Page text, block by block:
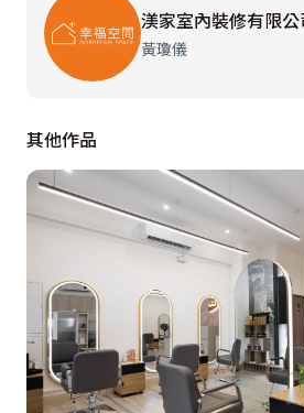
果。
．鐵件：加入現代工業風元素，強
渼家室內裝修有限公
黃瓊儀
其他作品